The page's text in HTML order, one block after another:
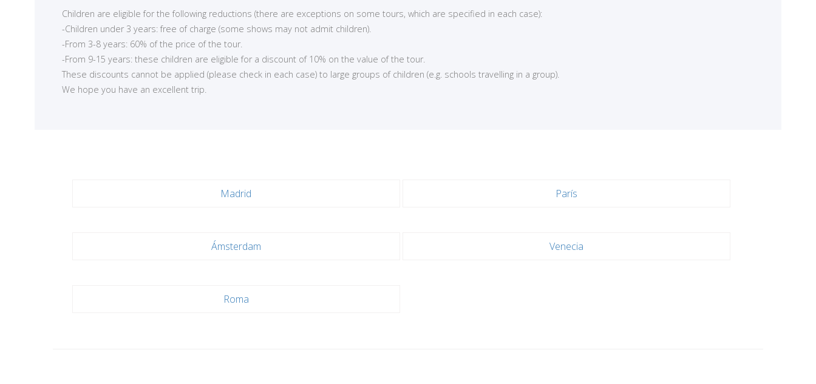
Children are eligible for the following reductions (there are exceptions on some tours, which are specified in each case):
-Children under 3 years: free of charge (some shows may not admit children).
-From 3-8 years: 60% of the price of the tour.
-From 9-15 years: these children are eligible for a discount of 10% on the value of the tour.
These discounts cannot be applied (please check in each case) to large groups of children (e.g. schools travelling in a group).
We hope you have an excellent trip.
Madrid París
Ámsterdam Venecia
Roma